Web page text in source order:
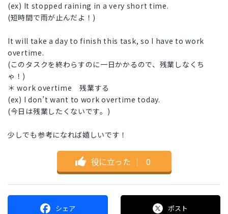
(ex) It stopped raining in a very short time.
(短時間で雨が止んだよ！)
It will take a day to finish this task, so I have to work
overtime.
(このタスクを終わらすのに一日かかるので、残業しなくち
ゃ！)
＊ work overtime 残業する
(ex) I don’t want to work overtime today.
(今日は残業したくないです。)
少しでも参考になれば嬉しいです！
役に立った ｜ 0
シェア ポスト